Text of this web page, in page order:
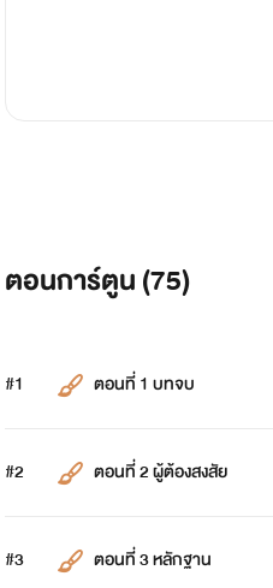
ตอนการ์ตูน (75)
#1 ตอนที่ 1 บทจบ
#2 ตอนที่ 2 ผู้ต้องสงสัย
#3 ตอนที่ 3 หลักฐาน